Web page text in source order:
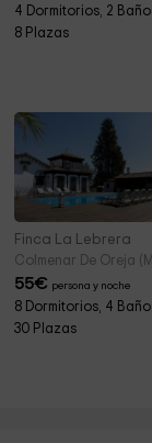
4 Dormitorios, 2
8 Plazas
Finca La Lebrera
Colmenar De Oreja
55€ persona y noche
8 Dormitorios, 4
30 Plazas